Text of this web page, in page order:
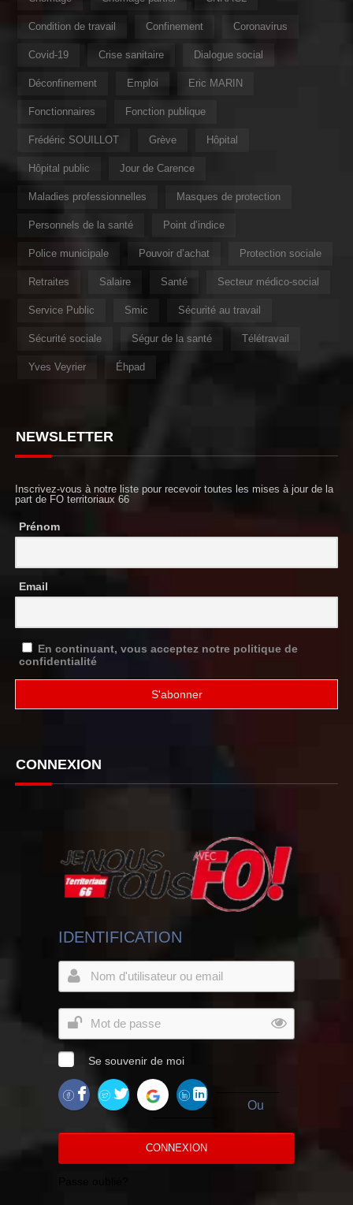
Condition de travail Confinement Coronavirus
Covid-19 Crise sanitaire Dialogue social
Déconfinement Emploi Eric MARIN
Fonctionnaires Fonction publique
Frédéric SOUILLOT Grève Hôpital
Hôpital public Jour de Carence
Maladies professionnelles Masques de protection
Personnels de la santé Point d’indice
Police municipale Pouvoir d’achat Protection sociale
Retraites Salaire Santé Secteur médico-social
Service Public Smic Sécurité au travail
Sécurité sociale Ségur de la santé Télétravail
Yves Veyrier Éhpad
NEWSLETTER
Inscrivez-vous à notre liste pour recevoir toutes les mises à jour de la
part de FO territoriaux 66
Prénom
Email
En continuant, vous acceptez notre politique de
confidentialité
CONNEXION
IDENTIFICATION
Se souvenir de moi
Ou
CONNEXION